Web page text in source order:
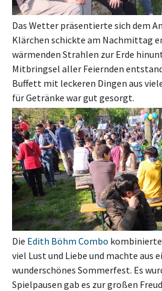
Das Wetter präsentierte sich dem
Klärchen schickte am Nachmittag
wärmenden Strahlen zur Erde
Mitbringsel aller Feiernden
Buffett mit leckeren Dingen aus
für Getränke war gut gesorgt.
Die Edith Böhm Combo
viel Lust und Liebe und machte aus
wunderschönes Sommerfest. Es
Spielpausen gab es zur großen